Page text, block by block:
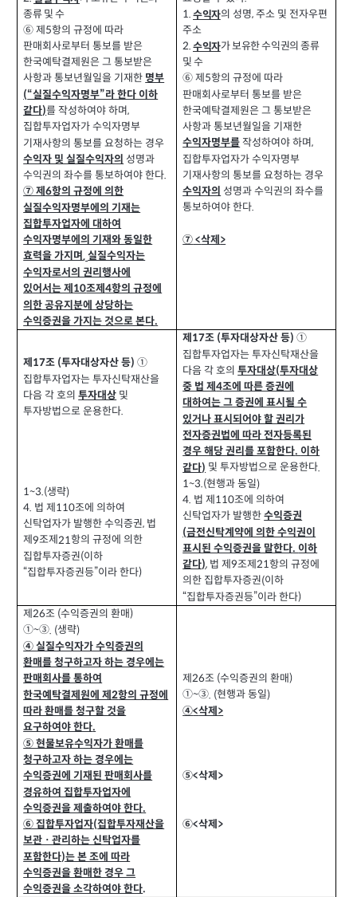
종류 및 수
⑥ 제 5항의 규정에 따라
판매회사로부터 통보를 받은
한국예탁결제원은 그 통보받은
사항과 통보년월일을 기재한 명부
(“실질수익자명부”라 한다 이하
같다)를 작성하여야 하며,
집합투자업자가 수익자명부
기재사항의 통보를 요청하는 경우
수익자 및 실질수익자의 성명과
수익권의 좌수를 통보하여야 한다.
⑦ 제6항의 규정에 의한
실질수익자명부에의 기재는
집합투자업자에 대하여
수익자명부에의 기재와 동일한
효력을 가지며,실질수익자는
수익자로서의 권리행사에
있어서는 제 10조제4항의 규정에
의한 공유지분에 상당하는
수익증권을 가지는 것으로 본다.
1.수익자의 성명,주소 및 전자우편
주소
2.수익자가 보유한 수익권의 종류
및 수
⑥ 제 5항의 규정에 따라
판매회사로부터 통보를 받은
한국예탁결제원은 그 통보받은
사항과 통보년월일을 기재한
수익자명부를작성하여야 하며,
집합투자업자가 수익자명부
기재사항의 통보를 요청하는 경우
수익자의 성명과 수익권의 좌수를
통보하여야 한다.
⑦<삭제 >
제 17조 (투자대상자산 등)①
집합투자업자는 투자신탁재산을
다음 각 호의투자대상 및
투자방법으로 운용한다.
1~3.(생략)
4. 법 제 110조에 의하여
신탁업자가 발행한 수익증권, 법
제9조제21항의 규정에 의한
집합투자증권(이하
“집합투자증권등”이라 한다)
제 17조 (투자대상자산 등)①
집합투자업자는 투자신탁재산을
다음 각 호의투자대상(투자대상
중 법 제4조에 따른 증권에
대하여는 그 증권에 표시될 수
있거나 표시되어야 할 권리가
전자증권법에 따라 전자등록된
경우 해당 권리를 포함한다. 이하
같다) 및 투자방법으로 운용한다.
1~3.(현행과 동일)
4. 법 제 110조에 의하여
신탁업자가 발행한수익증권
(금전신탁계약에 의한 수익권이
표시된 수익증권을 말한다. 이하
같다), 법 제9조제21항의 규정에
의한 집합투자증권(이하
“집합투자증권등”이라 한다)
제26조 (수익증권의 환매)
①~③. (생략)
④ 실질수익자가 수익증권의
환매를 청구하고자 하는 경우에는
판매회사를 통하여
한국예탁결제원에 제2항의 규정에
따라 환매를 청구할 것을
요구하여야 한다.
⑤ 현물보유수익자가 환매를
청구하고자 하는 경우에는
수익증권에 기재된 판매회사를
경유하여 집합투자업자에
수익증권을 제출하여야 한다.
⑥ 집합투자업자(집합투자재산을
보관ㆍ관리하는 신탁업자를
포함한다)는 본 조에 따라
수익증권을 환매한 경우 그
수익증권을 소각하여야 한다.
제26조 (수익증권의 환매)
①~③. (현행과 동일)
④<삭제 >
⑤<삭제 >
⑥<삭제 >